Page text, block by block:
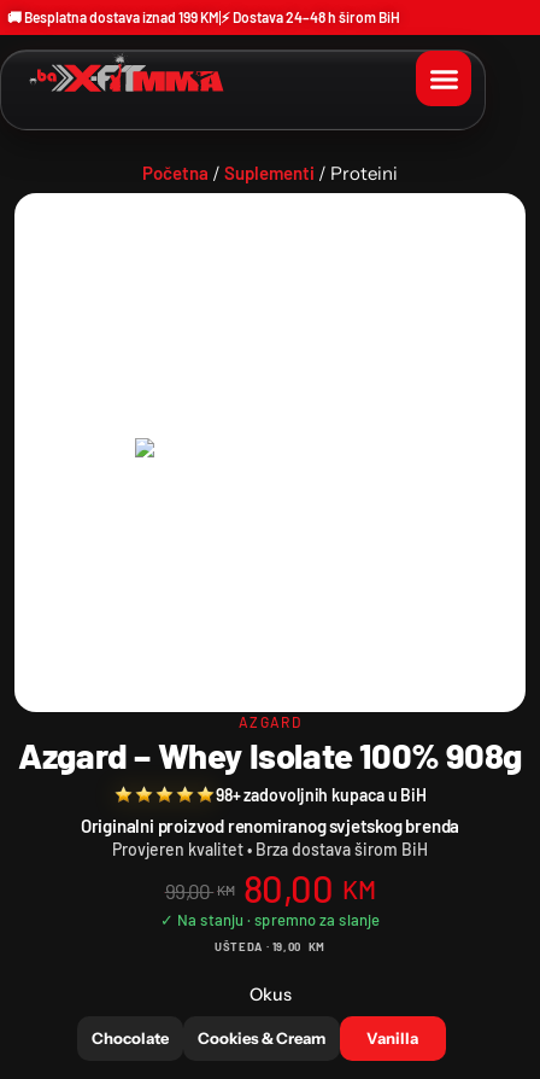
🚚 Besplatna dostava iznad 199 KM ⚡ Dostava 24–48 h širom BiH
AZGARD
Azgard – Whey Isolate 100% 908g
98+ zadovoljnih kupaca u BiH
Originalni proizvod renomiranog svjetskog brenda
Provjeren kvalitet • Brza dostava širom BiH
99,00 KM 80,00 KM
UŠTEDA · 19,00 KM
Okus
Chocolate Cookies & Cream Vanilla
Početna / Suplementi / Proteini